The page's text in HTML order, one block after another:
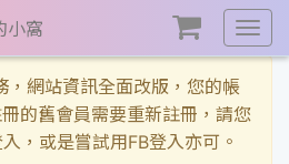
展
開
單
小窩
，網站資訊全面改版，您的帳
的舊會員需要重新註冊，請您
，或是嘗試用FB登入亦可。